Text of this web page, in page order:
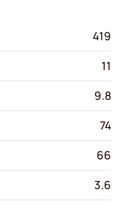
419
11
9.8
74
66
3.6